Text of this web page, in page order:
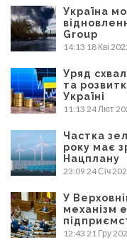
Україна
Group
14:13 18 Кві
Уряд
та
Україні
11:13 24 Лют
Частка
року має
Нацплану
23:09 24 Січ
У
механізм
12:43 21 Гру